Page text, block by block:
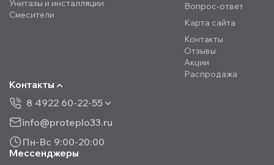
Унитазы и инсталляции
Смесители
Вопрос-ответ
Карта сайта
Контакты
Отзывы
Акции
Распродажа
Контакты
8 4922 60-22-55
info@proteplo33.ru
Пн-Вс 9:00-20:00
Мессенджеры